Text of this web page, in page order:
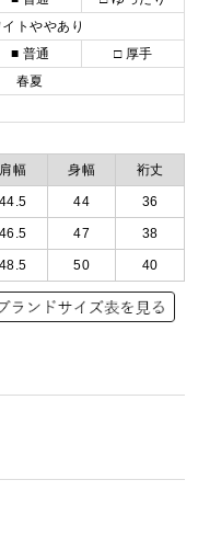
トややあり
■ 普通
□ 厚手
春夏
肩幅 身幅 裄丈
44.5 44 36
46.5 47 38
48.5 50 40